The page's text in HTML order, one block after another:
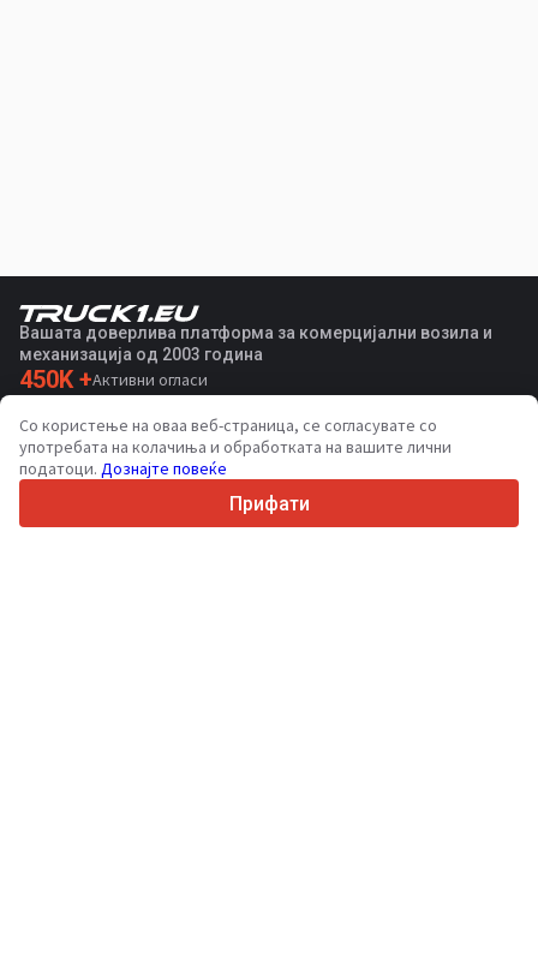
Вашата доверлива платформа за комерцијални возила и
механизација од 2003 година
450K +Активни огласи
36Поддржани јазици
4.7/5
Со користење на оваа веб-страница, се согласувате со
употребата на колачиња и обработката на вашите лични
податоци. Дознајте повеќе
Прифати